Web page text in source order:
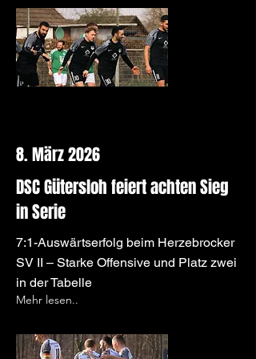
8. März 2026
DSC Gütersloh feiert achten Sieg
in Serie
7:1-Auswärtserfolg beim Herzebrocker
SV II – Starke Offensive und Platz zwei
in der Tabelle
Mehr lesen..